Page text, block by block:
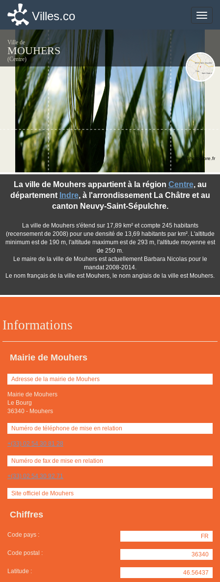
Toggle
Villes.co
Ville de
MOUHERS
(Centre)
Informations
Mairie de Mouhers
Adresse de la mairie de Mouhers
Mairie de Mouhers
Le Bourg
36340 - Mouhers
Numéro de téléphone de mise en relation
+(33) 02 54 30 81 28
Numéro de fax de mise en relation
+(33) 02 54 30 92 71
Site officiel de Mouhers
Chiffres
Code pays : FR
Code postal : 36340
Latitude : 46.56437
La ville de Mouhers appartient à la région Centre, au
département Indre, à l'arrondissement La Châtre et au
canton Neuvy-Saint-Sépulchre.
La ville de Mouhers s'étend sur 17,89 km² et compte 245 habitants
(recensement de 2008) pour une densité de 13,69 habitants par km². L'altitude
minimum est de 190 m, l'altitude maximum est de 293 m, l'altitude moyenne est
de 250 m.
Le maire de la ville de Mouhers est actuellement Barbara Nicolas pour le
mandat 2008-2014.
Le nom français de la ville est Mouhers, le nom anglais de la ville est Mouhers.
©photo-libre.fr
Toggle
Villes.co